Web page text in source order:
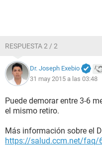
RESPUESTA 2 / 2
Dr. Joseph Exebio
31 may 2015 a las 03:48
Puede demorar entre 3-6
el mismo retiro.
Más información sobre el
https://salud.ccm.net/faq/